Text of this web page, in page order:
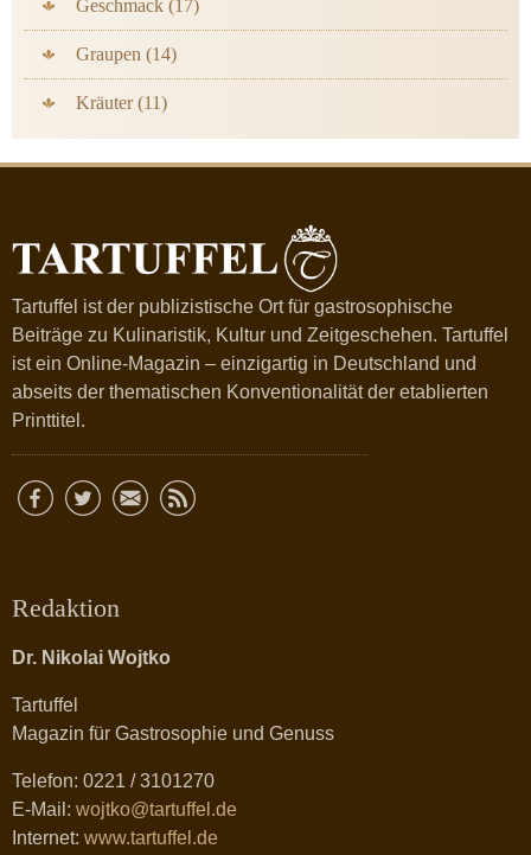
Geschmack (17)
Graupen (14)
Kräuter (11)
Tartuffel ist der publizistische Ort für gastrosophische
Beiträge zu Kulinaristik, Kultur und Zeitgeschehen. Tartuffel
ist ein Online-Magazin – einzigartig in Deutschland und
abseits der thematischen Konventionalität der etablierten
Printtitel.
Redaktion
Dr. Nikolai Wojtko
Tartuffel
Magazin für Gastrosophie und Genuss
Telefon: 0221 / 3101270
E-Mail: wojtko@tartuffel.de
Internet: www.tartuffel.de